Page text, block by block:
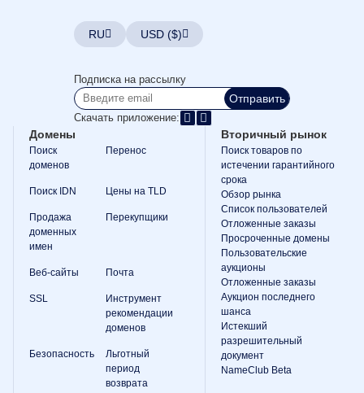
Конструктор
Создатель
логотипов
Безопасность
Программа
реселлеров
Ресурсы
Блог
Рассылки
Способы
оплаты
оплаты
Руководство
основам
доменных
Руководство
RU USD ($)
Подписка на рассылку
Отправить
Скачать приложение:
Домены
Поиск
доменов
Перенос
Поиск IDN Цены на TLD
Продажа
доменных
имен
Перекупщики
Веб-сайты Почта
SSL
Инструмент
рекомендации
доменов
Безопасность
Льготный
период
возврата
Вторичный рынок
Поиск товаров по
истечении гарантийного
срока
Обзор рынка
Список пользователей
Отложенные заказы
Просроченные домены
Пользовательские
аукционы
Отложенные заказы
Аукцион последнего
шанса
Истекший
разрешительный
документ
NameClub Beta